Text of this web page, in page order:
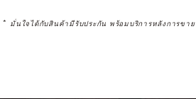
* มั่นใจได้กับสินค้ามีรับประกัน พร้อมบริการหลังการขาย